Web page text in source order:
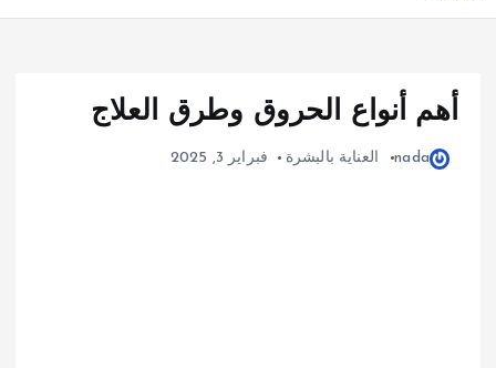
أهم أنواع الحروق وطرق العلاج
nada العناية بالبشرة فبراير 3, 2025